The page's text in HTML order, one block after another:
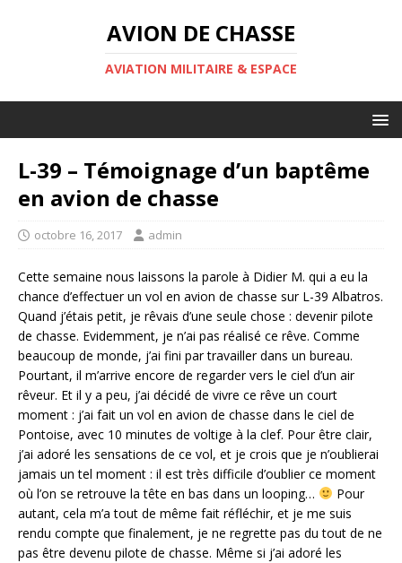
AVION DE CHASSE
AVIATION MILITAIRE & ESPACE
L-39 – Témoignage d’un baptême
en avion de chasse
octobre 16, 2017 admin
Cette semaine nous laissons la parole à Didier M. qui a eu la
chance d’effectuer un vol en avion de chasse sur L-39 Albatros.
Quand j’étais petit, je rêvais d’une seule chose : devenir pilote
de chasse. Evidemment, je n’ai pas réalisé ce rêve. Comme
beaucoup de monde, j’ai fini par travailler dans un bureau.
Pourtant, il m’arrive encore de regarder vers le ciel d’un air
rêveur. Et il y a peu, j’ai décidé de vivre ce rêve un court
moment : j’ai fait un vol en avion de chasse dans le ciel de
Pontoise, avec 10 minutes de voltige à la clef. Pour être clair,
j’ai adoré les sensations de ce vol, et je crois que je n’oublierai
jamais un tel moment : il est très difficile d’oublier ce moment
où l’on se retrouve la tête en bas dans un looping…
Pour
autant, cela m’a tout de même fait réfléchir, et je me suis
rendu compte que finalement, je ne regrette pas du tout de ne
pas être devenu pilote de chasse. Même si j’ai adoré les